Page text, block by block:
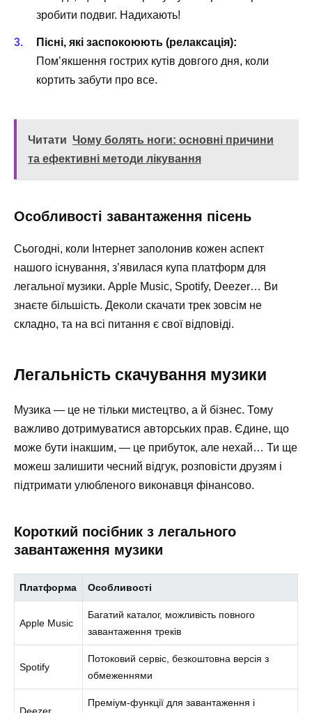
зробити подвиг. Надихають!
Пісні, які заспокоюють (релаксація):
Пом’якшення гострих кутів довгого дня, коли
кортить забути про все.
Читати Чому болять ноги: основні причини
та ефективні методи лікування
Особливості завантаження пісень
Сьогодні, коли Інтернет заполонив кожен аспект
нашого існування, з’явилася купа платформ для
легальної музики. Apple Music, Spotify, Deezer… Ви
знаєте більшість. Деколи скачати трек зовсім не
складно, та на всі питання є свої відповіді.
Легальність скачування музики
Музика — це не тільки мистецтво, а й бізнес. Тому
важливо дотримуватися авторських прав. Єдине, що
може бути інакшим, — це прибуток, але нехай… Ти ще
можеш залишити чесний відгук, розповісти друзям і
підтримати улюбленого виконавця фінансово.
Короткий посібник з легального
завантаження музики
Платформа Особливості
Apple Music
Багатий каталог, можливість повного
завантаження треків
Spotify
Потоковий сервіс, безкоштовна версія з
обмеженнями
Преміум-функції для завантаження і